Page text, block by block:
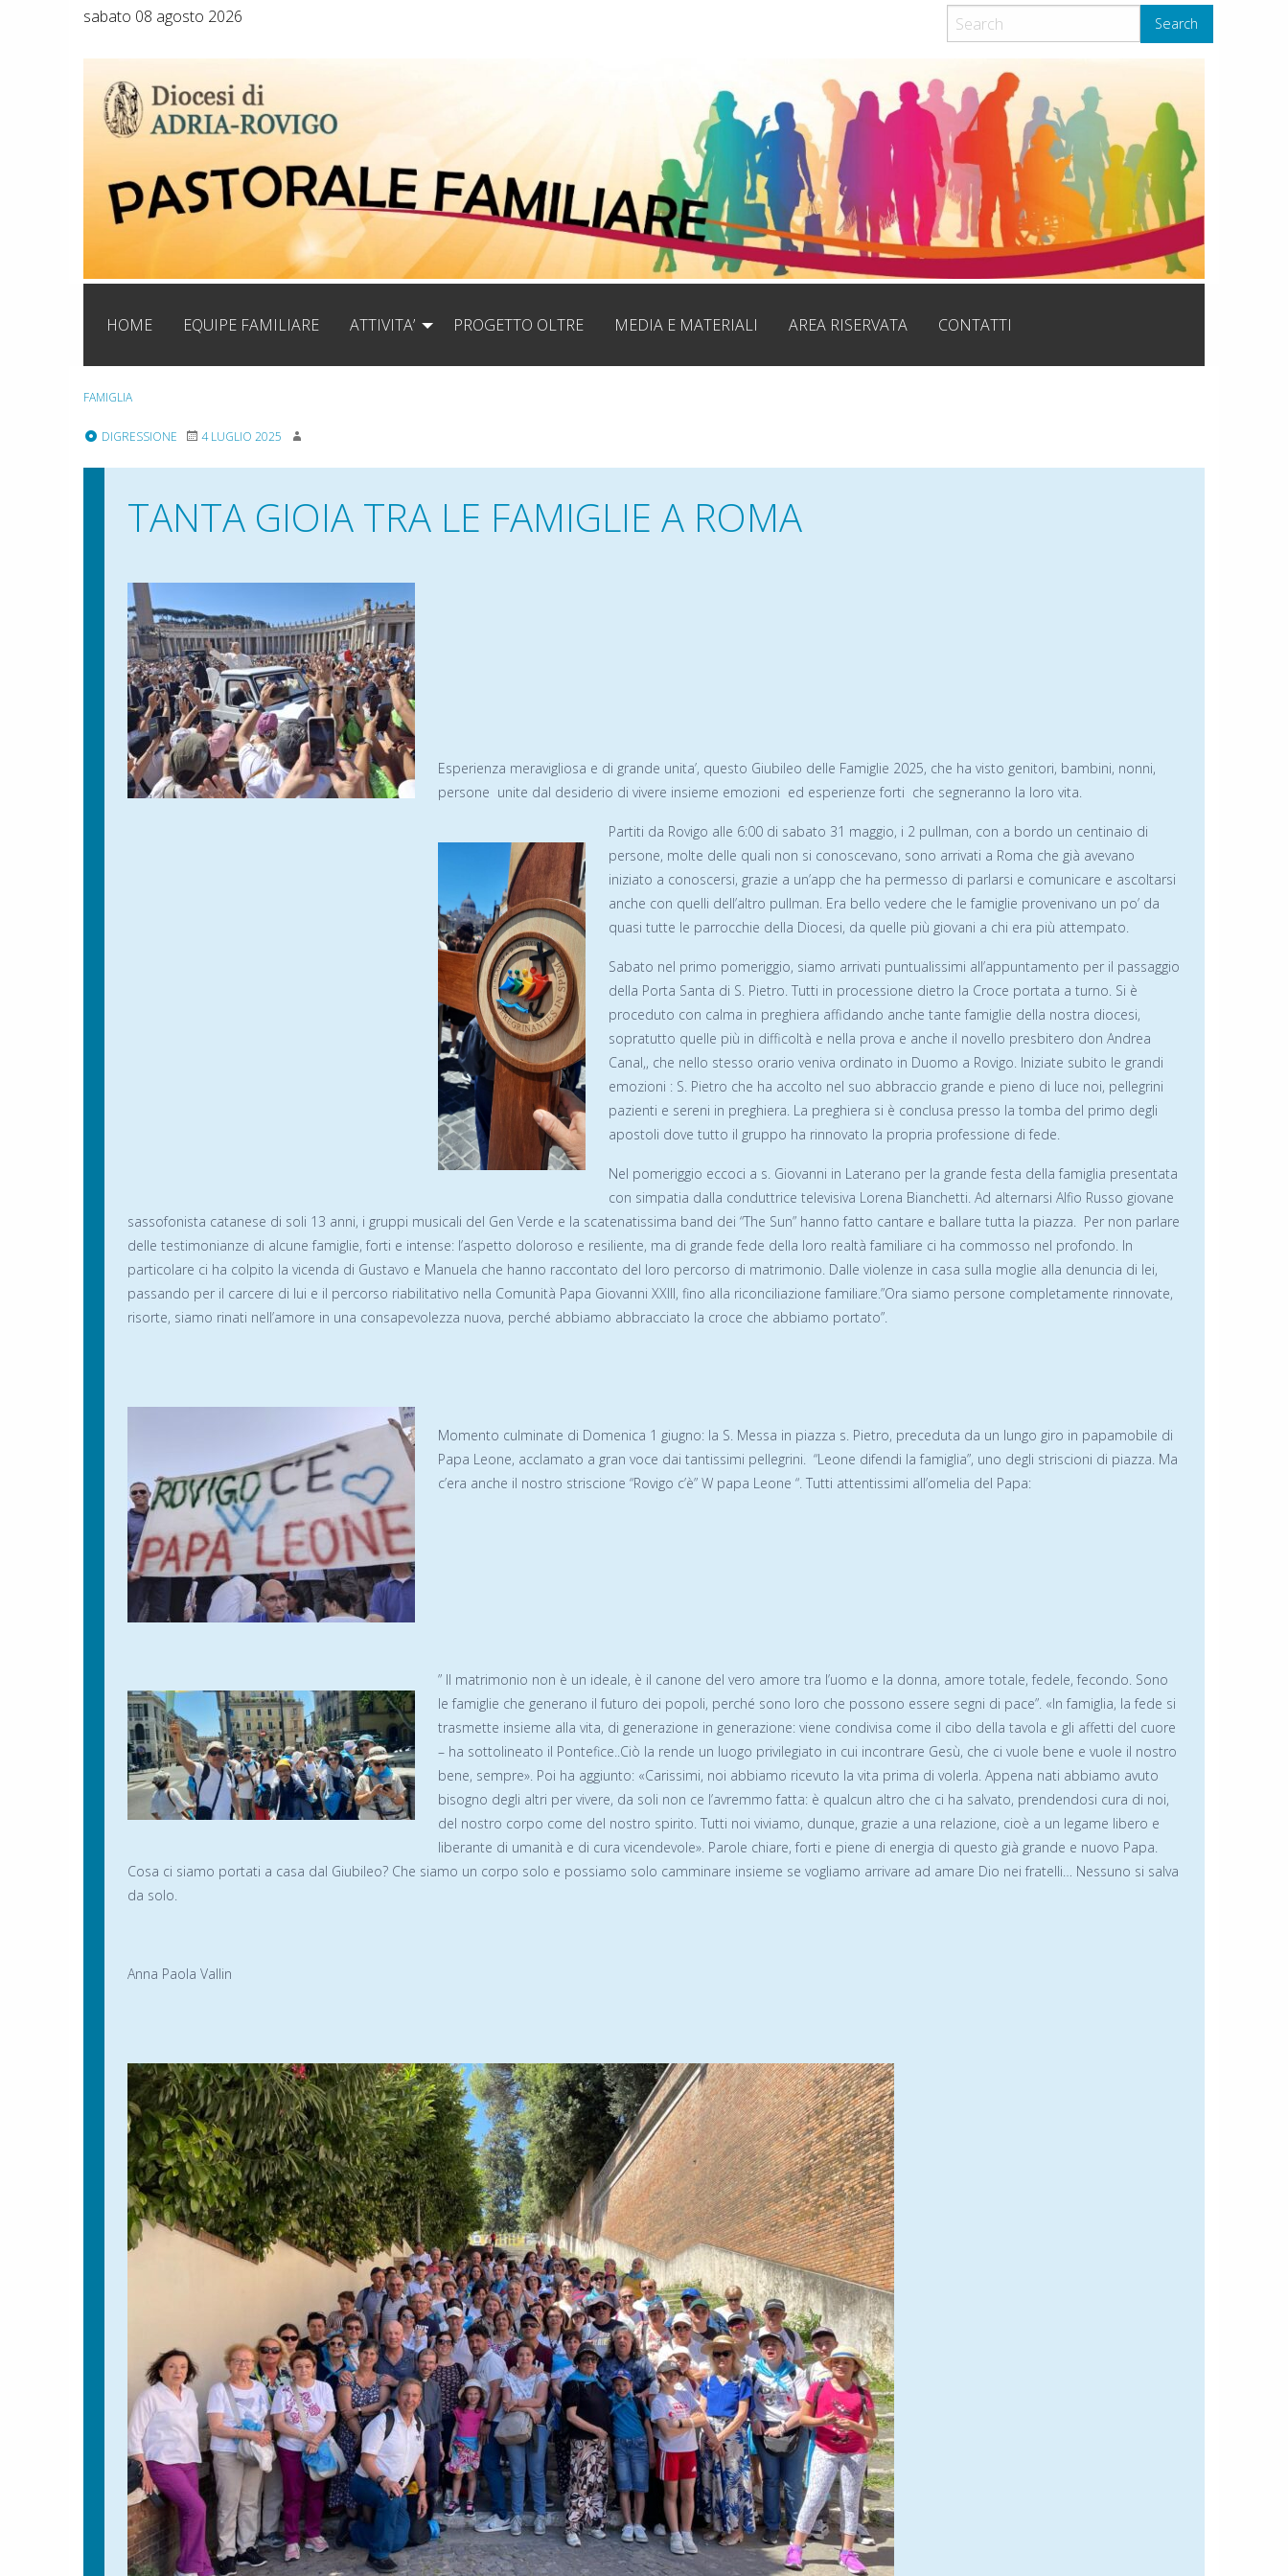
sabato 08 agosto 2026 Search
HOME EQUIPE FAMILIARE ATTIVITA’ PROGETTO OLTRE MEDIA E MATERIALI AREA RISERVATA CONTATTI
FAMIGLIA
DIGRESSIONE 4 LUGLIO 2025
TANTA GIOIA TRA LE FAMIGLIE A ROMA
Esperienza meravigliosa e di grande unita’, questo Giubileo delle Famiglie 2025, che ha visto genitori, bambini, nonni,
persone unite dal desiderio di vivere insieme emozioni ed esperienze forti che segneranno la loro vita.
Partiti da Rovigo alle 6:00 di sabato 31 maggio, i 2 pullman, con a bordo un centinaio di
persone, molte delle quali non si conoscevano, sono arrivati a Roma che già avevano
iniziato a conoscersi, grazie a un’app che ha permesso di parlarsi e comunicare e ascoltarsi
anche con quelli dell’altro pullman. Era bello vedere che le famiglie provenivano un po’ da
quasi tutte le parrocchie della Diocesi, da quelle più giovani a chi era più attempato.
Sabato nel primo pomeriggio, siamo arrivati puntualissimi all’appuntamento per il passaggio
della Porta Santa di S. Pietro. Tutti in processione dietro la Croce portata a turno. Si è
proceduto con calma in preghiera affidando anche tante famiglie della nostra diocesi,
sopratutto quelle più in difficoltà e nella prova e anche il novello presbitero don Andrea
Canal,, che nello stesso orario veniva ordinato in Duomo a Rovigo. Iniziate subito le grandi
emozioni : S. Pietro che ha accolto nel suo abbraccio grande e pieno di luce noi, pellegrini
pazienti e sereni in preghiera. La preghiera si è conclusa presso la tomba del primo degli
apostoli dove tutto il gruppo ha rinnovato la propria professione di fede.
Nel pomeriggio eccoci a s. Giovanni in Laterano per la grande festa della famiglia presentata
con simpatia dalla conduttrice televisiva Lorena Bianchetti. Ad alternarsi Alfio Russo giovane
sassofonista catanese di soli 13 anni, i gruppi musicali del Gen Verde e la scatenatissima band dei “The Sun” hanno fatto cantare e ballare tutta la piazza. Per non parlare
delle testimonianze di alcune famiglie, forti e intense: l’aspetto doloroso e resiliente, ma di grande fede della loro realtà familiare ci ha commosso nel profondo. In
particolare ci ha colpito la vicenda di Gustavo e Manuela che hanno raccontato del loro percorso di matrimonio. Dalle violenze in casa sulla moglie alla denuncia di lei,
passando per il carcere di lui e il percorso riabilitativo nella Comunità Papa Giovanni XXIII, fino alla riconciliazione familiare.”Ora siamo persone completamente rinnovate,
risorte, siamo rinati nell’amore in una consapevolezza nuova, perché abbiamo abbracciato la croce che abbiamo portato”.
Momento culminate di Domenica 1 giugno: la S. Messa in piazza s. Pietro, preceduta da un lungo giro in papamobile di
Papa Leone, acclamato a gran voce dai tantissimi pellegrini. “Leone difendi la famiglia”, uno degli striscioni di piazza. Ma
c’era anche il nostro striscione “Rovigo c’è” W papa Leone “. Tutti attentissimi all’omelia del Papa:
” Il matrimonio non è un ideale, è il canone del vero amore tra l’uomo e la donna, amore totale, fedele, fecondo. Sono
le famiglie che generano il futuro dei popoli, perché sono loro che possono essere segni di pace”. «In famiglia, la fede si
trasmette insieme alla vita, di generazione in generazione: viene condivisa come il cibo della tavola e gli affetti del cuore
– ha sottolineato il Pontefice..Ciò la rende un luogo privilegiato in cui incontrare Gesù, che ci vuole bene e vuole il nostro
bene, sempre». Poi ha aggiunto: «Carissimi, noi abbiamo ricevuto la vita prima di volerla. Appena nati abbiamo avuto
bisogno degli altri per vivere, da soli non ce l’avremmo fatta: è qualcun altro che ci ha salvato, prendendosi cura di noi,
del nostro corpo come del nostro spirito. Tutti noi viviamo, dunque, grazie a una relazione, cioè a un legame libero e
liberante di umanità e di cura vicendevole». Parole chiare, forti e piene di energia di questo già grande e nuovo Papa.
Cosa ci siamo portati a casa dal Giubileo? Che siamo un corpo solo e possiamo solo camminare insieme se vogliamo arrivare ad amare Dio nei fratelli… Nessuno si salva
da solo.
Anna Paola Vallin